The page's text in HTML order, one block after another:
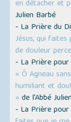
en détacher et
Julien Barbé
- La Prière du
Jésus, qui
de douleur
- La Prière
« Ô Agneau
humiliant et
» de l’Abbé
- La Prière pour